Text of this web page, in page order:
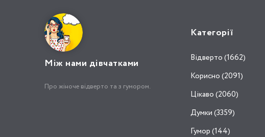
Між нами дівчатками
Про жіноче відверто та з гумором.
Категорії
Відвертo (1662)
Корисно (2091)
Цікаво (2060)
Думки (3359)
Гумор (144)